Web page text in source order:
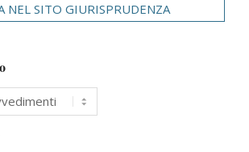
NEL SITO GIURISPRUDENZA